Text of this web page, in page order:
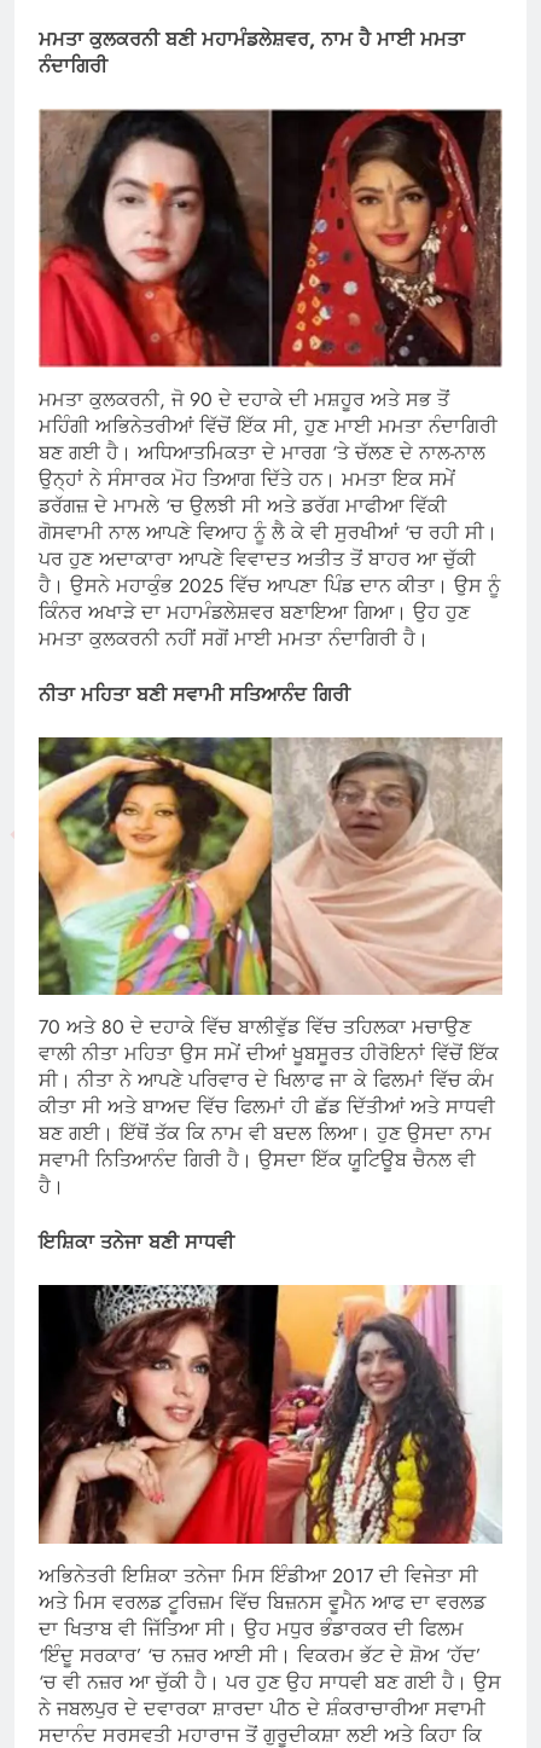
ਮਮਤਾ ਕੁਲਕਰਨੀਬਣੀ ਮਹਾਮੰਡਲੇਸ਼ਵਰ, ਨਾਮ ਹੈ ਮਾਈ ਮਮਤਾ
ਨੰਦਾਗਿਰੀ
ਮਮਤਾ ਕੁਲਕਰਨੀ, ਜੋ 90 ਦੇ ਦਹਾਕੇ ਦੀ ਮਸ਼ਹੂਰ ਅਤੇ ਸਭ ਤੋਂ
ਮਹਿੰਗੀ ਅਭਿਨੇਤਰੀਆਂ ਵਿੱਚੋਂ ਇੱਕ ਸੀ, ਹੁਣ ਮਾਈ ਮਮਤਾ ਨੰਦਾਗਿਰੀ
ਬਣ ਗਈ ਹੈ। ਅਧਿਆਤਮਿਕਤਾ ਦੇ ਮਾਰਗ ‘ਤੇ ਚੱਲਣ ਦੇ ਨਾਲ-ਨਾਲ
ਉਨ੍ਹਾਂ ਨੇ ਸੰਸਾਰਕ ਮੋਹ ਤਿਆਗ ਦਿੱਤੇ ਹਨ। ਮਮਤਾ ਇਕ ਸਮੇਂ
ਡਰੱਗਜ਼ ਦੇ ਮਾਮਲੇ ‘ਚ ਉਲਝੀ ਸੀ ਅਤੇ ਡਰੱਗ ਮਾਫੀਆ ਵਿੱਕੀ
ਗੋਸਵਾਮੀ ਨਾਲ ਆਪਣੇ ਵਿਆਹ ਨੂੰ ਲੈ ਕੇ ਵੀ ਸੁਰਖੀਆਂ ‘ਚ ਰਹੀ ਸੀ।
ਪਰ ਹੁਣ ਅਦਾਕਾਰਾ ਆਪਣੇ ਵਿਵਾਦਤ ਅਤੀਤ ਤੋਂ ਬਾਹਰ ਆ ਚੁੱਕੀ
ਹੈ। ਉਸਨੇ ਮਹਾਕੁੰਭ 2025 ਵਿੱਚ ਆਪਣਾ ਪਿੰਡ ਦਾਨ ਕੀਤਾ। ਉਸ ਨੂੰ
ਕਿੰਨਰ ਅਖਾੜੇ ਦਾ ਮਹਾਮੰਡਲੇਸ਼ਵਰ ਬਣਾਇਆ ਗਿਆ। ਉਹ ਹੁਣ
ਮਮਤਾ ਕੁਲਕਰਨੀ ਨਹੀਂ ਸਗੋਂ ਮਾਈ ਮਮਤਾ ਨੰਦਾਗਿਰੀ ਹੈ।
ਨੀਤਾ ਮਹਿਤਾਬਣੀਸਵਾਮੀ ਸਤਿਆਨੰਦ ਗਿਰੀ
70 ਅਤੇ 80 ਦੇ ਦਹਾਕੇ ਵਿੱਚ ਬਾਲੀਵੁੱਡ ਵਿੱਚ ਤਹਿਲਕਾ ਮਚਾਉਣ
ਵਾਲੀ ਨੀਤਾ ਮਹਿਤਾ ਉਸ ਸਮੇਂ ਦੀਆਂ ਖੂਬਸੂਰਤ ਹੀਰੋਇਨਾਂ ਵਿੱਚੋਂ ਇੱਕ
ਸੀ। ਨੀਤਾ ਨੇ ਆਪਣੇ ਪਰਿਵਾਰ ਦੇ ਖਿਲਾਫ ਜਾ ਕੇ ਫਿਲਮਾਂ ਵਿੱਚ ਕੰਮ
ਕੀਤਾ ਸੀ ਅਤੇ ਬਾਅਦ ਵਿੱਚ ਫਿਲਮਾਂ ਹੀ ਛੱਡ ਦਿੱਤੀਆਂ ਅਤੇ ਸਾਧਵੀ
ਬਣ ਗਈ। ਇੱਥੋਂ ਤੱਕ ਕਿ ਨਾਮ ਵੀ ਬਦਲ ਲਿਆ। ਹੁਣ ਉਸਦਾ ਨਾਮ
ਸਵਾਮੀ ਨਿਤਿਆਨੰਦ ਗਿਰੀ ਹੈ। ਉਸਦਾ ਇੱਕ ਯੂਟਿਊਬ ਚੈਨਲ ਵੀ
ਹੈ।
ਇਸ਼ਿਕਾ ਤਨੇਜਾ ਬਣੀ ਸਾਧਵੀ
ਅਭਿਨੇਤਰੀ ਇਸ਼ਿਕਾ ਤਨੇਜਾ ਮਿਸ ਇੰਡੀਆ 2017 ਦੀ ਵਿਜੇਤਾ ਸੀ
ਅਤੇ ਮਿਸ ਵਰਲਡ ਟੂਰਿਜ਼ਮ ਵਿੱਚ ਬਿਜ਼ਨਸ ਵੂਮੈਨ ਆਫ ਦਾ ਵਰਲਡ
ਦਾ ਖਿਤਾਬ ਵੀ ਜਿੱਤਿਆ ਸੀ। ਉਹ ਮਧੁਰ ਭੰਡਾਰਕਰ ਦੀ ਫਿਲਮ
‘ਇੰਦੂ ਸਰਕਾਰ’ ‘ਚ ਨਜ਼ਰ ਆਈ ਸੀ। ਵਿਕਰਮ ਭੱਟ ਦੇ ਸ਼ੋਅ ‘ਹੱਦ’
‘ਚ ਵੀ ਨਜ਼ਰ ਆ ਚੁੱਕੀ ਹੈ। ਪਰ ਹੁਣ ਉਹ ਸਾਧਵੀ ਬਣ ਗਈ ਹੈ। ਉਸ
ਨੇ ਜਬਲਪੁਰ ਦੇ ਦਵਾਰਕਾ ਸ਼ਾਰਦਾ ਪੀਠ ਦੇ ਸ਼ੰਕਰਾਚਾਰੀਆ ਸਵਾਮੀ
ਸਦਾਨੰਦ ਸਰਸਵਤੀ ਮਹਾਰਾਜ ਤੋਂ ਗੁਰੂਦੀਕਸ਼ਾ ਲਈ ਅਤੇ ਕਿਹਾ ਕਿ